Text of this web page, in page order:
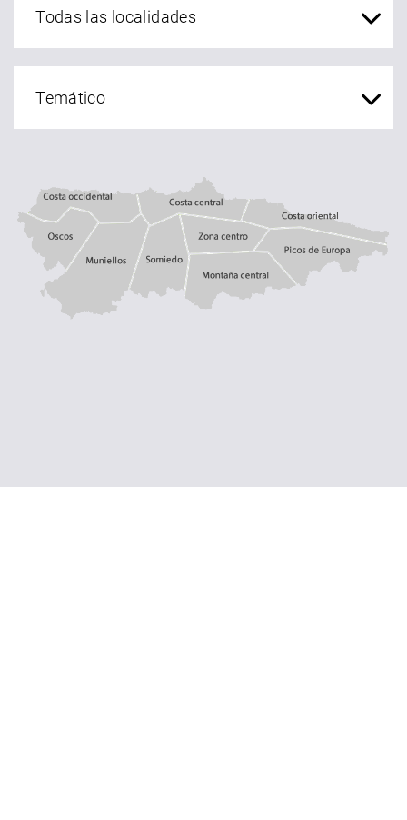
Costa occidental
Oscos Muniellos Somiedo
Costa central
zona centro
Montaña central Picos de Europa